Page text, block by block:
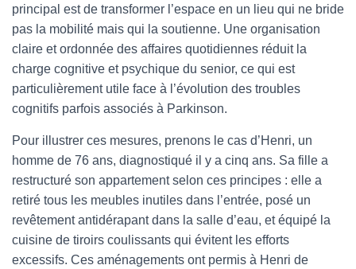
principal est de transformer l’espace en un lieu qui ne bride
pas la mobilité mais qui la soutienne. Une organisation
claire et ordonnée des affaires quotidiennes réduit la
charge cognitive et psychique du senior, ce qui est
particulièrement utile face à l’évolution des troubles
cognitifs parfois associés à Parkinson.
Pour illustrer ces mesures, prenons le cas d’Henri, un
homme de 76 ans, diagnostiqué il y a cinq ans. Sa fille a
restructuré son appartement selon ces principes : elle a
retiré tous les meubles inutiles dans l’entrée, posé un
revêtement antidérapant dans la salle d’eau, et équipé la
cuisine de tiroirs coulissants qui évitent les efforts
excessifs. Ces aménagements ont permis à Henri de